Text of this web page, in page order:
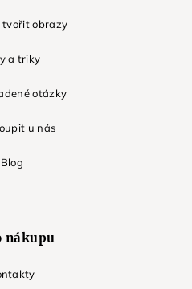
tvořit obrazy
a triky
otázky
u nás
Blog
nákupu